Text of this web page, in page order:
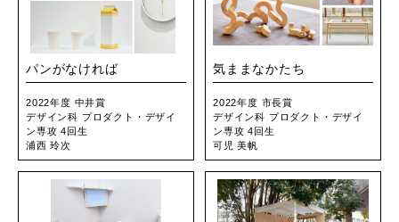
パンがなければ
2022年度 中井賞
デザイン科 プロダクト・デザイ
ン専攻 4回生
浦西 玲次
気ままなかたち
2022年度 市長賞
デザイン科 プロダクト・デザイ
ン専攻 4回生
可児 美帆